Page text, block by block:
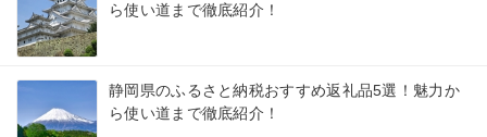
ら使い道まで徹底紹介！
静岡県のふるさと納税おすすめ返礼品5選！魅力か
ら使い道まで徹底紹介！